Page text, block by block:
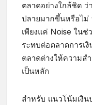
ตลาดอย่างใกล้ชิด
ปลายมากขึ้นหรือไม่
เพียงแค่ Noise ในช่
ระทบต่อตลาดการเ
ตลาดต่างให้ความส
เป็นหลัก
สำหรับ แนวโน้มเงิน